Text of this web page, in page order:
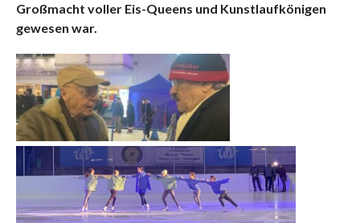
Großmacht voller Eis-Queens und Kunstlaufkönigen
gewesen war.